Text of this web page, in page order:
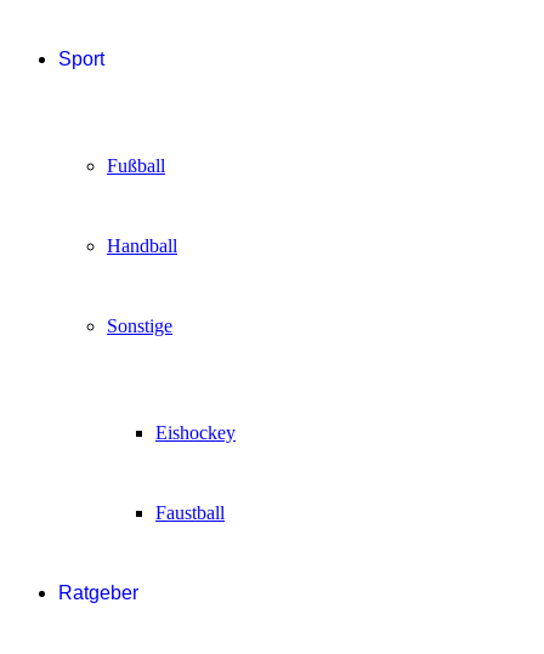
Sport
Fußball
Handball
Sonstige
Eishockey
Faustball
Ratgeber